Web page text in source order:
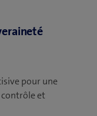
pour une
et